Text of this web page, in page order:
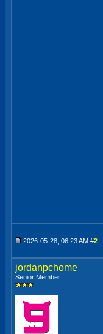
2026-05-28, 06:23 AM #2
jordanpchome
Senior Member